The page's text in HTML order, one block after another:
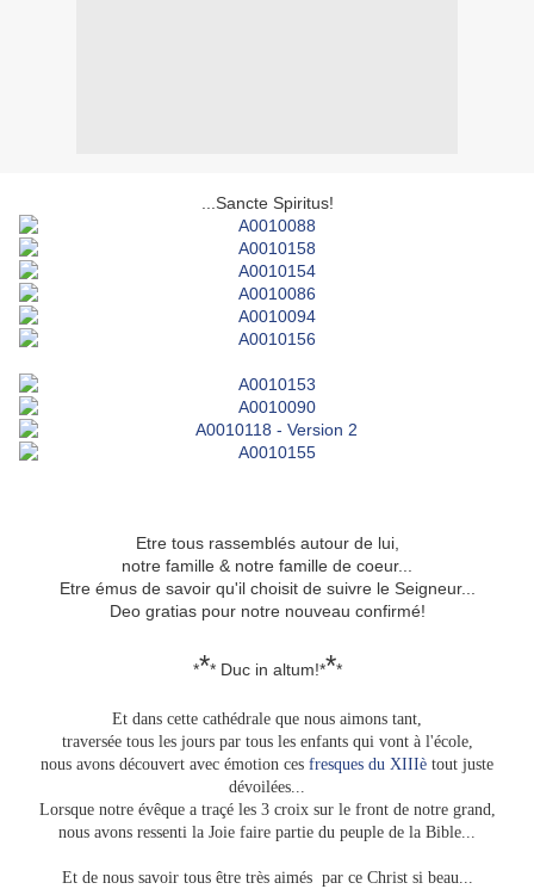
...Sancte Spiritus!
Etre tous rassemblés autour de lui,
notre famille & notre famille de coeur...
Etre émus de savoir qu'il choisit de suivre le Seigneur...
Deo gratias pour notre nouveau confirmé!
*** Duc in altum!***
Et dans cette cathédrale que nous aimons tant,
traversée tous les jours par tous les enfants qui vont à l'école,
nous avons découvert avec émotion ces fresques du XIIIè tout juste
dévoilées...
Lorsque notre évêque a traçé les 3 croix sur le front de notre grand,
nous avons ressenti la Joie faire partie du peuple de la Bible...
Et de nous savoir tous être très aimés par ce Christ si beau...